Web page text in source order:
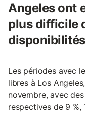
Angeles ont
plus difficile
Les périodes avec
libres à Los
novembre, avec
respectives de 9 %,